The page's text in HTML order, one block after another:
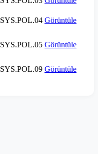
SYS.POL.04 Görüntüle
SYS.POL.05 Görüntüle
SYS.POL.09 Görüntüle